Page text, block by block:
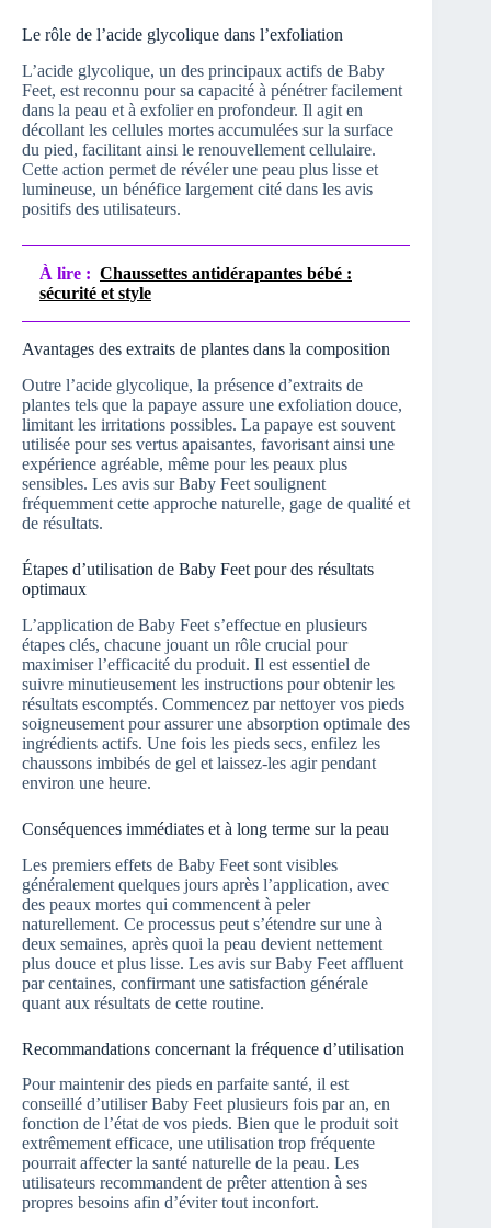
Le rôle de l’acide glycolique dans l’exfoliation
L’acide glycolique, un des principaux actifs de Baby
Feet, est reconnu pour sa capacité à pénétrer facilement
dans la peau et à exfolier en profondeur. Il agit en
décollant les cellules mortes accumulées sur la surface
du pied, facilitant ainsi le renouvellement cellulaire.
Cette action permet de révéler une peau plus lisse et
lumineuse, un bénéfice largement cité dans les avis
positifs des utilisateurs.
À lire : Chaussettes antidérapantes bébé :
sécurité et style
Avantages des extraits de plantes dans la composition
Outre l’acide glycolique, la présence d’extraits de
plantes tels que la papaye assure une exfoliation douce,
limitant les irritations possibles. La papaye est souvent
utilisée pour ses vertus apaisantes, favorisant ainsi une
expérience agréable, même pour les peaux plus
sensibles. Les avis sur Baby Feet soulignent
fréquemment cette approche naturelle, gage de qualité et
de résultats.
Étapes d’utilisation de Baby Feet pour des résultats
optimaux
L’application de Baby Feet s’effectue en plusieurs
étapes clés, chacune jouant un rôle crucial pour
maximiser l’efficacité du produit. Il est essentiel de
suivre minutieusement les instructions pour obtenir les
résultats escomptés. Commencez par nettoyer vos pieds
soigneusement pour assurer une absorption optimale des
ingrédients actifs. Une fois les pieds secs, enfilez les
chaussons imbibés de gel et laissez-les agir pendant
environ une heure.
Conséquences immédiates et à long terme sur la peau
Les premiers effets de Baby Feet sont visibles
généralement quelques jours après l’application, avec
des peaux mortes qui commencent à peler
naturellement. Ce processus peut s’étendre sur une à
deux semaines, après quoi la peau devient nettement
plus douce et plus lisse. Les avis sur Baby Feet affluent
par centaines, confirmant une satisfaction générale
quant aux résultats de cette routine.
Recommandations concernant la fréquence d’utilisation
Pour maintenir des pieds en parfaite santé, il est
conseillé d’utiliser Baby Feet plusieurs fois par an, en
fonction de l’état de vos pieds. Bien que le produit soit
extrêmement efficace, une utilisation trop fréquente
pourrait affecter la santé naturelle de la peau. Les
utilisateurs recommandent de prêter attention à ses
propres besoins afin d’éviter tout inconfort.